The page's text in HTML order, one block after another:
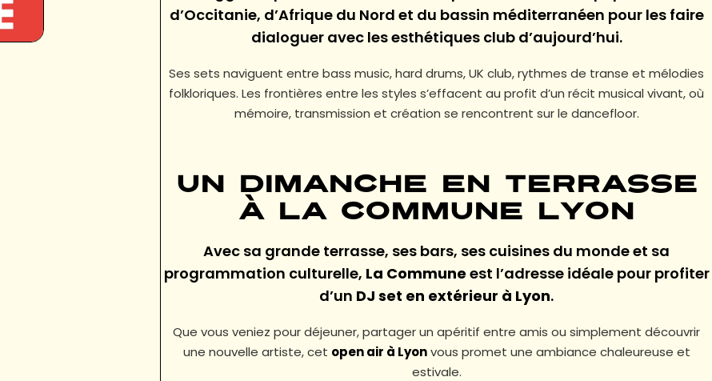
d’Occitanie, d’Afrique du Nord et du bassin méditerranéen pour les faire
dialoguer avec les esthétiques club d’aujourd’hui.
Ses sets naviguent entre bass music, hard drums, UK club, rythmes de transe et mélodies
folkloriques. Les frontières entre les styles s’effacent au profit d’un récit musical vivant, où
mémoire, transmission et création se rencontrent sur le dancefloor.
Un dimanche en terrasse
à La Commune Lyon
Avec sa grande terrasse, ses bars, ses cuisines du monde et sa
programmation culturelle, La Commune est l’adresse idéale pour profiter
d’un DJ set en extérieur à Lyon.
Que vous veniez pour déjeuner, partager un apéritif entre amis ou simplement découvrir
une nouvelle artiste, cet open air à Lyonvous promet une ambiance chaleureuse et
estivale.